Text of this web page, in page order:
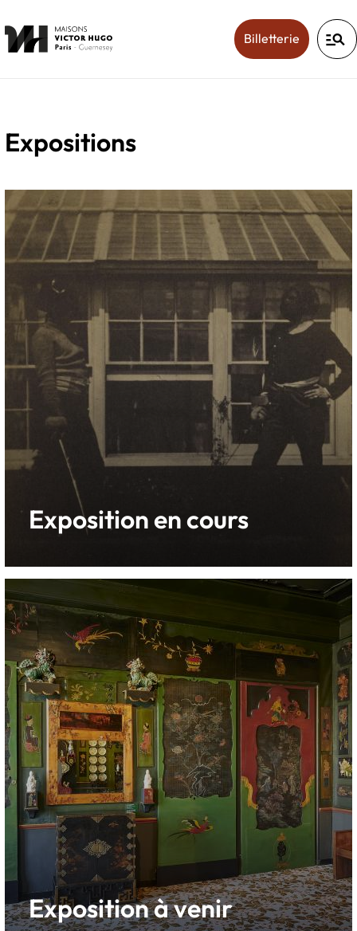
Billetterie manage_search
Expositions
Exposition en cours
Exposition à venir